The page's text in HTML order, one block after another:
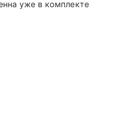
уже в комплекте